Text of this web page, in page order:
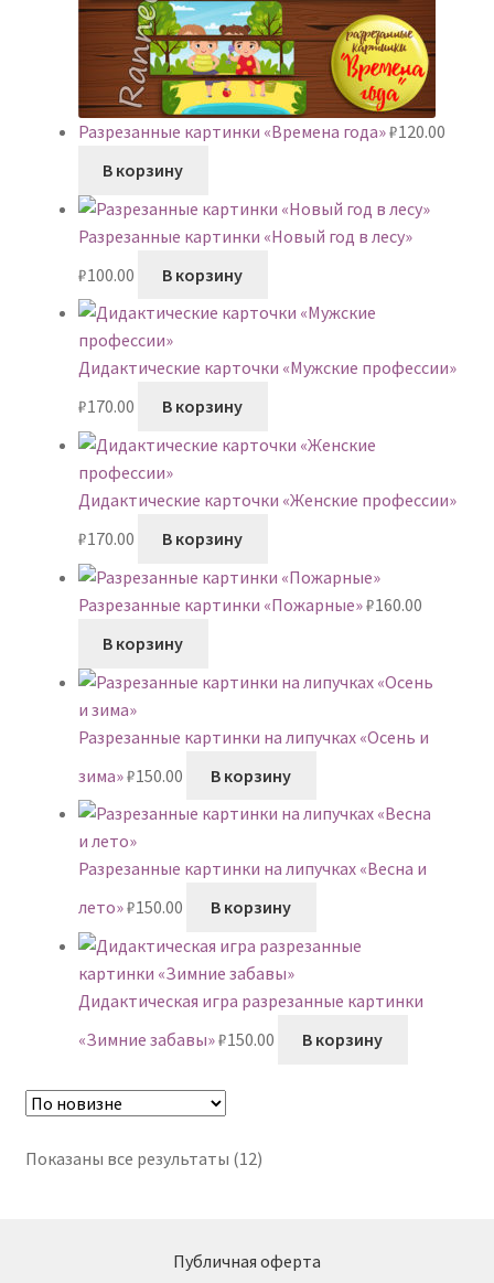
Разрезанные картинки «Времена года»₽120.00
В корзину
Разрезанные картинки «Новый год в лесу»
₽100.00 В корзину
Дидактические карточки «Мужские профессии»
₽170.00 В корзину
Дидактические карточки «Женские профессии»
₽170.00 В корзину
Разрезанные картинки «Пожарные»₽160.00
В корзину
Разрезанные картинки на липучках «Осень и
зима»₽150.00 В корзину
Разрезанные картинки на липучках «Весна и
лето»₽150.00 В корзину
Дидактическая игра разрезанные картинки
«Зимние забавы»₽150.00 В корзину
Показаны все результаты (12)Сортировка:
Публичная оферта